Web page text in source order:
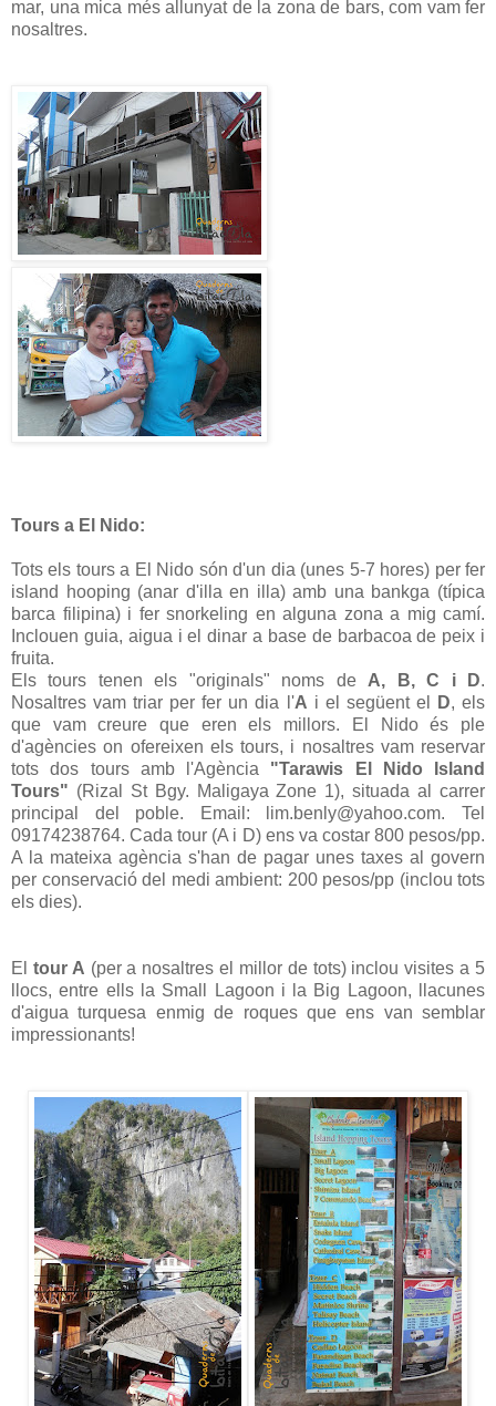
mar, una mica més allunyat de la zona de bars, com vam fer
nosaltres.
Tours a El Nido:
Tots els tours a El Nido són d'un dia (unes 5-7 hores) per fer
island hooping (anar d'illa en illa) amb una bankga (típica
barca filipina) i fer snorkeling en alguna zona a mig camí.
Inclouen guia, aigua i el dinar a base de barbacoa de peix i
fruita.
Els tours tenen els "originals" noms de A, B, C i D.
Nosaltres vam triar per fer un dia l'A i el següent el D, els
que vam creure que eren els millors. El Nido és ple
d'agències on ofereixen els tours, i nosaltres vam reservar
tots dos tours amb l'Agència "Tarawis El Nido Island
Tours" (Rizal St Bgy. Maligaya Zone 1), situada al carrer
principal del poble. Email: lim.benly@yahoo.com. Tel
09174238764. Cada tour (A i D) ens va costar 800 pesos/pp.
A la mateixa agència s'han de pagar unes taxes al govern
per conservació del medi ambient: 200 pesos/pp (inclou tots
els dies).
El tour A (per a nosaltres el millor de tots) inclou visites a 5
llocs, entre ells la Small Lagoon i la Big Lagoon, llacunes
d'aigua turquesa enmig de roques que ens van semblar
impressionants!